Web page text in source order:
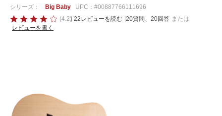
シリーズ： Big Baby UPC：#00887766111696
4.2
の
価
(4.2) 22レビューを読む 20質問、20回答 または
レビューを書く